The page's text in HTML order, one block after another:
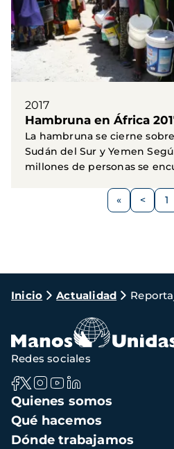
2017
Hambruna en África
La hambruna se cierne
Sudán del Sur y Yemen
millones de personas se
Página
< 1
Ruta
navegación
Inicio Actualidad
Navegación
principal
Quienes somos
Qué hacemos
Dónde trabajamos
Redes sociales